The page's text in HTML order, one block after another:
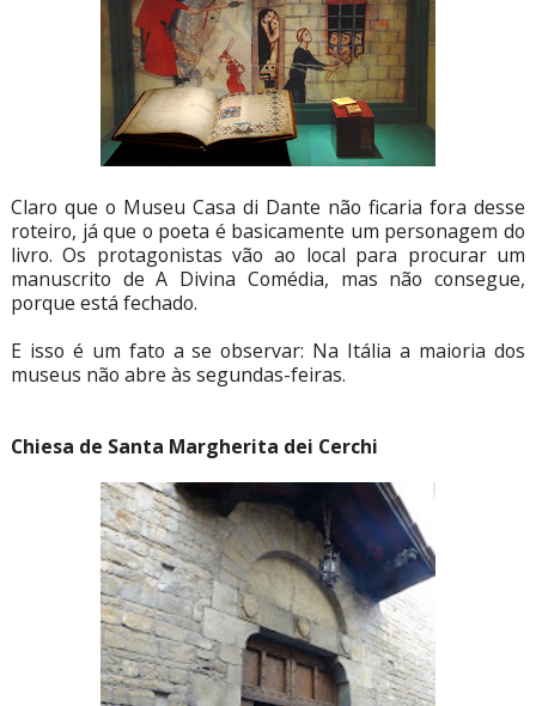
Claro que o Museu Casa di Dante não ficaria fora desse
roteiro, já que o poeta é basicamente um personagem do
livro. Os protagonistas vão ao local para procurar um
manuscrito de A Divina Comédia, mas não consegue,
porque está fechado.
E isso é um fato a se observar: Na Itália a maioria dos
museus não abre às segundas-feiras.
Chiesa de Santa Margherita dei Cerchi